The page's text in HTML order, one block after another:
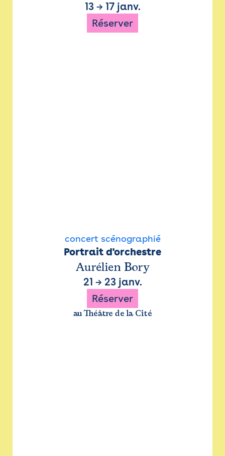
13→ 17 janv.
Réserver
concert scénographié
Portrait d'orchestre
Aurélien Bory
21 → 23 janv.
Réserver
au Théâtre de la Cité